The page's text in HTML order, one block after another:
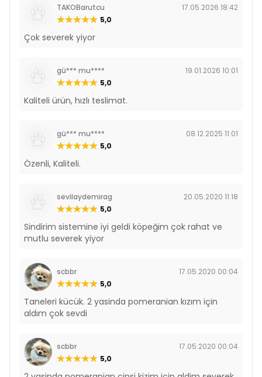
TAKOBarutcu
17.05.2026 18:42
5,0
Çok severek yiyor
gü*** mu****
19.01.2026 10:01
5,0
Kaliteli ürün, hızlı teslimat.
gü*** mu****
08.12.2025 11:01
5,0
Özenli, Kaliteli.
sevilaydemirag
20.05.2020 11:18
5,0
Sindirim sistemine iyi geldi köpeğim çok rahat ve
mutlu severek yiyor
scbbr
17.05.2020 00:04
5,0
Taneleri kücük. 2 yasinda pomeranian kızım için
aldım çok sevdi
scbbr
17.05.2020 00:04
5,0